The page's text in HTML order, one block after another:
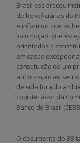
Brasil esclareceu
de beneficiários do
e informou que os
locomoção, que
orientados a
em casos
constituição de um
autorização ao seu
de vida fora do
coordenador da
Banco do Brasil
O documento do BB